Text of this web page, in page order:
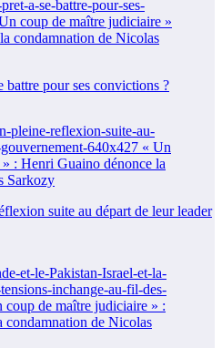
battre pour ses convictions ?
suite au départ de leur leader